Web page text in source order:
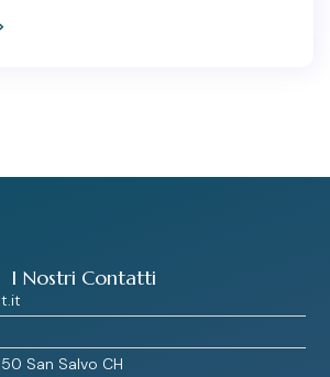
I Nostri Contatti
San Salvo CH